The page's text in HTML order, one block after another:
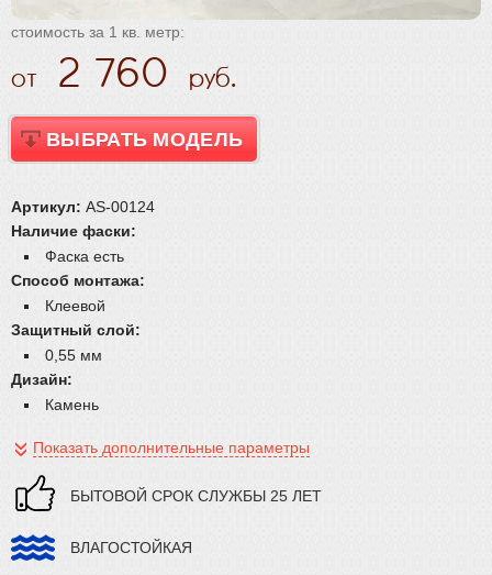
стоимость за 1 кв. метр:
2 760
ВЫБРАТЬ МОДЕЛЬ
Артикул: AS-00124
Наличие фаски:
Фаска есть
Способ монтажа:
Клеевой
Защитный слой:
0,55 мм
Дизайн:
Камень
Показать дополнительные параметры
БЫТОВОЙ СРОК СЛУЖБЫ 25 ЛЕТ
ВЛАГОСТОЙКАЯ